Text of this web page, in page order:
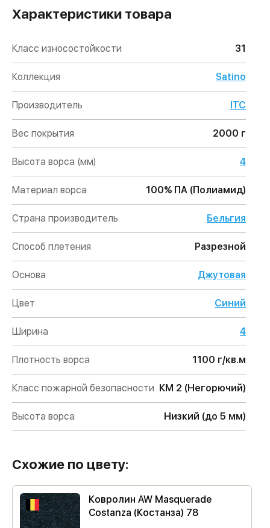
Характеристики товара
Класс износостойкости 31
Коллекция Satino
Производитель ITC
Вес покрытия 2000 г
Высота ворса (мм) 4
Материал ворса 100% ПА (Полиамид)
Страна производитель Бельгия
Способ плетения Разрезной
Основа Джутовая
Цвет Синий
Ширина 4
Плотность ворса 1100 г/кв.м
Класс пожарной безопасности КМ 2 (Негорючий)
Высота ворса Низкий (до 5 мм)
Схожие по цвету:
Ковролин AW Masquerade
Costanza (Костанза) 78